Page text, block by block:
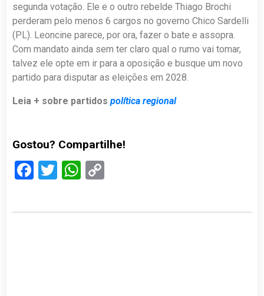
segunda votação. Ele e o outro rebelde Thiago Brochi
perderam pelo menos 6 cargos no governo Chico Sardelli
(PL). Leoncine parece, por ora, fazer o bate e assopra.
Com mandato ainda sem ter claro qual o rumo vai tomar,
talvez ele opte em ir para a oposição e busque um novo
partido para disputar as eleições em 2028.
Leia + sobre partidospolítica regional
Gostou? Compartilhe!
Facebook
TwitterWhatsApp